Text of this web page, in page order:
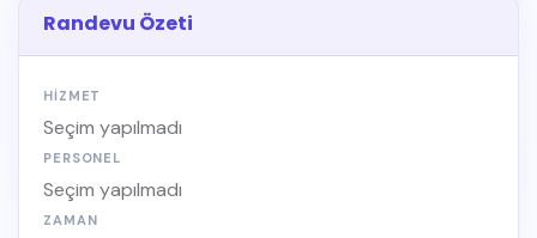
Randevu Özeti
HIZMET
Seçim yapılmadı
PERSONEL
Seçim yapılmadı
ZAMAN